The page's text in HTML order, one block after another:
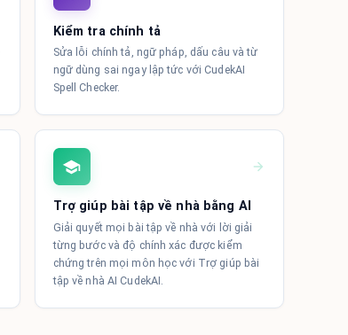
Kiểm tra chính tả
Sửa lỗi chính tả, ngữ pháp, dấu câu và từ
ngữ dùng sai ngay lập tức với CudekAI
Spell Checker.
Trợ giúp bài tập về nhà bằng AI
Giải quyết mọi bài tập về nhà với lời giải
từng bước và độ chính xác được kiểm
chứng trên mọi môn học với Trợ giúp bài
tập về nhà AI CudekAI.